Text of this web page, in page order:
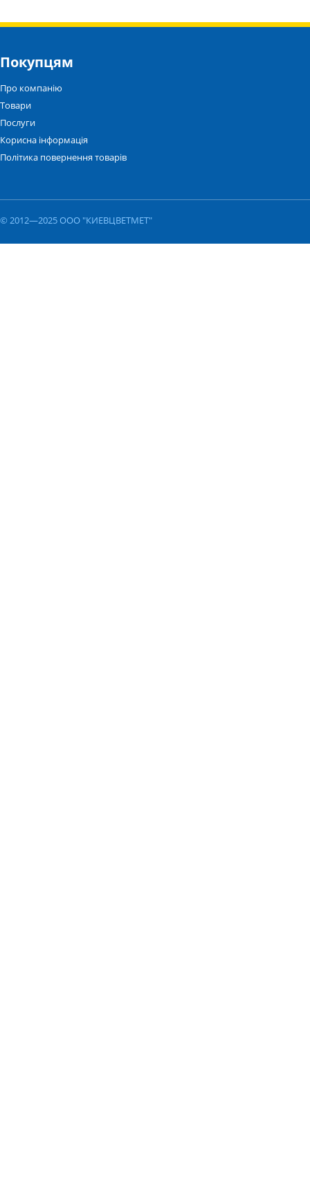
Покупцям
Про компанію
Товари
Послуги
Корисна інформація
Політика повернення товарів
© 2012—2025 ООО "КИЕВЦВЕТМЕТ"